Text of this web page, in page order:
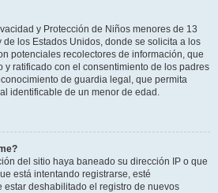
y Protección de Niños menores de 13
los Estados Unidos, donde se solicita a los
potenciales recolectores de información, que
y ratificado con el consentimiento de los padres
de guardia legal, que permita
identificable de un menor de edad.
del sitio haya baneado su dirección IP o que
está intentando registrarse, esté
estar deshabilitado el registro de nuevos